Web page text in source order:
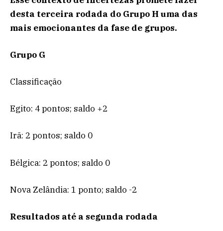
desta terceira rodada do Grupo H uma das
mais emocionantes da fase de grupos.
Grupo G
Classificação
Egito: 4 pontos; saldo +2
Irã: 2 pontos; saldo 0
Bélgica: 2 pontos; saldo 0
Nova Zelândia: 1 ponto; saldo -2
Resultados até a segunda rodada